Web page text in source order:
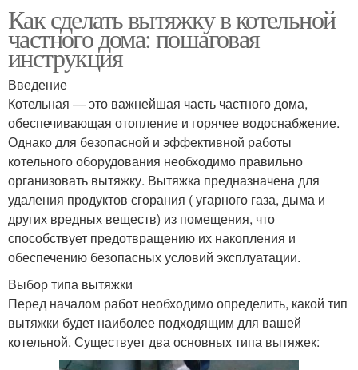
Как сделать вытяжку в котельной
частного дома: пошаговая
инструкция
Введение
Котельная — это важнейшая часть частного дома,
обеспечивающая отопление и горячее водоснабжение.
Однако для безопасной и эффективной работы
котельного оборудования необходимо правильно
организовать вытяжку. Вытяжка предназначена для
удаления продуктов сгорания ( угарного газа, дыма и
других вредных веществ) из помещения, что
способствует предотвращению их накопления и
обеспечению безопасных условий эксплуатации.
Выбор типа вытяжки
Перед началом работ необходимо определить, какой тип
вытяжки будет наиболее подходящим для вашей
котельной. Существует два основных типа вытяжек: